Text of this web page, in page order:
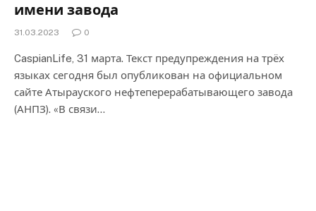
имени завода
31.03.2023 0
CaspianLife, 31 марта. Текст предупреждения на трёх
языках сегодня был опубликован на официальном
сайте Атырауского нефтеперерабатывающего завода
(АНПЗ). «В связи…